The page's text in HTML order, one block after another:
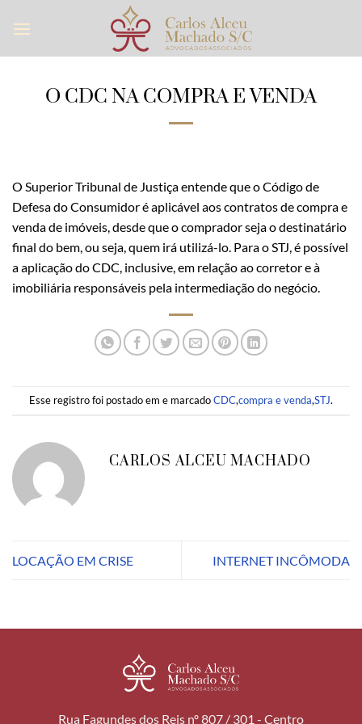
O CDC NA COMPRA E VENDA
O Superior Tribunal de Justiça entende que o Código de
Defesa do Consumidor é aplicável aos contratos de compra e
venda de imóveis, desde que o comprador seja o destinatário
final do bem, ou seja, quem irá utilizá-lo. Para o STJ, é possível
a aplicação do CDC, inclusive, em relação ao corretor e à
imobiliária responsáveis pela intermediação do negócio.
Esse registro foi postado em e marcadoCDC,compra e venda,STJ.
CARLOS ALCEU MACHADO
LOCAÇÃO EM CRISE INTERNET INCÔMODA
Rua Fagundes dos Reis nº 807 / 301 - Centro